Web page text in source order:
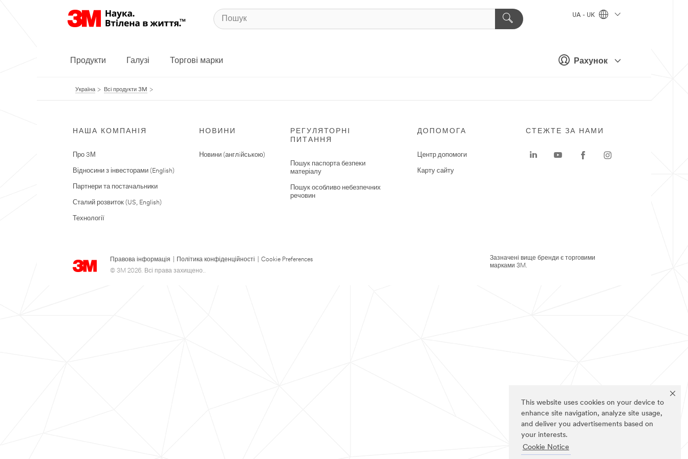
This website uses cookies on your device to
enhance site navigation, analyze site usage,
and deliver you advertisements based on
your interests.
Cookie Notice
Рахунок
UA - UK
Продукти Галузі Торгові марки
Україна Всі продукти 3M
НАША КОМПАНІЯ
Про 3М
Відносини з інвесторами (English)
Партнери та постачальники
Сталий розвиток (US, English)
Технології
НОВИНИ
Новини (англiйською)
РЕГУЛЯТОРНІ
ПИТАННЯ
Пошук паспорта безпеки
матеріалу
Пошук особливо небезпечних
речовин
ДОПОМОГА
Центр допомоги
Карту сайту
Правова інформація Політика конфіденційності
Cookie Preferences
© 3M 2026. Всі права захищено..
СТЕЖТЕ ЗА НАМИ
Зазначені вище бренди є торговими
марками 3M.